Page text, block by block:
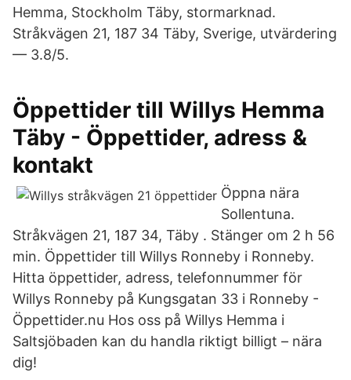
Hemma, Stockholm Täby, stormarknad.
Stråkvägen 21, 187 34 Täby, Sverige, utvärdering
— 3.8/5.
Öppettider till Willys Hemma
Täby - Öppettider, adress &
kontakt
Öppna nära
Sollentuna.
Stråkvägen 21, 187 34, Täby . Stänger om 2 h 56
min. Öppettider till Willys Ronneby i Ronneby.
Hitta öppettider, adress, telefonnummer för
Willys Ronneby på Kungsgatan 33 i Ronneby -
Öppettider.nu Hos oss på Willys Hemma i
Saltsjöbaden kan du handla riktigt billigt – nära
dig!